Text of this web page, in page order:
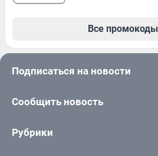
Все промокоды
Подписаться на новости
Сообщить новость
Рубрики